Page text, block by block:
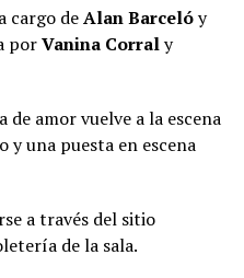
cargo deAlan Barcelóy
porVanina Corraly
de amor vuelve a la escena
y una puesta en escena
a través del sitio
de la sala.